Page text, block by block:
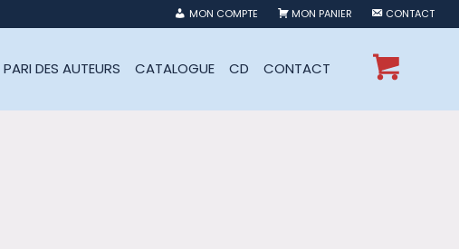
MON COMPTE MON PANIER CONTACT
PARI DES AUTEURS CATALOGUE CD CONTACT